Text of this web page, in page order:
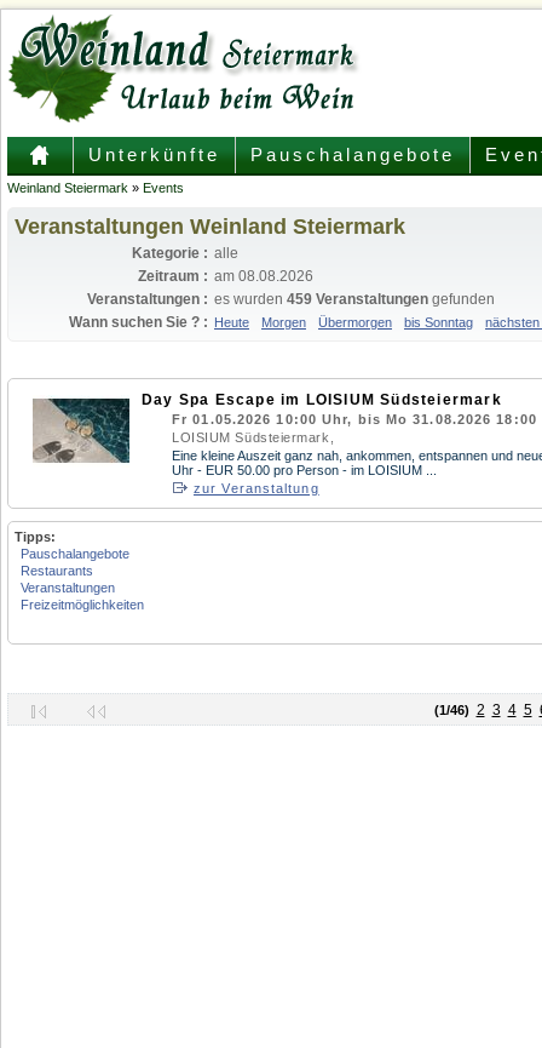
Unterkünfte Pauschalangebote
Weinland Steiermark » Events
Veranstaltungen Weinland Steiermark
Kategorie : alle
Zeitraum : am 08.08.2026
Veranstaltungen : es wurden 459 Veranstaltungen gefunden
Wann suchen Sie ? : Heute Morgen Übermorgen bis Sonntag nächsten
Day Spa Escape im LOISIUM Südsteiermark
Fr 01.05.2026 10:00 Uhr, bis Mo 31.08.2026 18:00
LOISIUM Südsteiermark,
Eine kleine Auszeit ganz nah, ankommen, entspannen und
Uhr - EUR 50.00 pro Person - im LOISIUM ...
zur Veranstaltung
Tipps:
Pauschalangebote
Restaurants
Veranstaltungen
Freizeitmöglichkeiten
(1/46) 2 3 4 5